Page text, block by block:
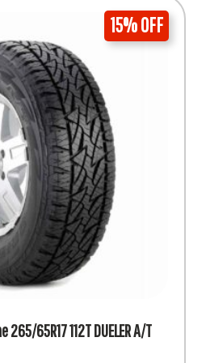
15% OFF
65R17 112T DUELER A/T